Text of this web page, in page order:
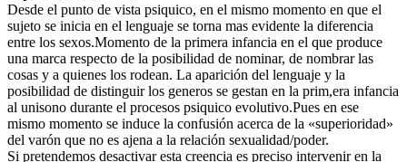
Desde el punto de vista psiquico, en el mismo momento en que el
sujeto se inicia en el lenguaje se torna mas evidente la diferencia
entre los sexos.Momento de la primera infancia en el que produce
una marca respecto de la posibilidad de nominar, de nombrar las
cosas y a quienes los rodean. La aparición del lenguaje y la
posibilidad de distinguir los generos se gestan en la prim,era infancia
al unisono durante el procesos psiquico evolutivo.Pues en ese
mismo momento se induce la confusión acerca de la «superioridad»
del varón que no es ajena a la relación sexualidad/poder.
Si pretendemos desactivar esta creencia es preciso intervenir en la